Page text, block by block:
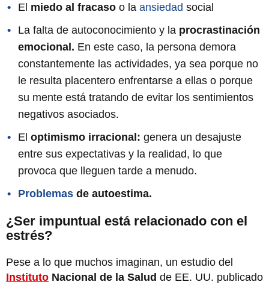
El miedo al fracaso o la ansiedad social
La falta de autoconocimiento y la procrastinación
emocional. En este caso, la persona demora
constantemente las actividades, ya sea porque no
le resulta placentero enfrentarse a ellas o porque
su mente está tratando de evitar los sentimientos
negativos asociados.
El optimismo irracional: genera un desajuste
entre sus expectativas y la realidad, lo que
provoca que lleguen tarde a menudo.
Problemas de autoestima.
¿Ser impuntual está relacionado con el
estrés?
Pese a lo que muchos imaginan, un estudio del
Instituto Nacional de la Salud de EE. UU. publicado